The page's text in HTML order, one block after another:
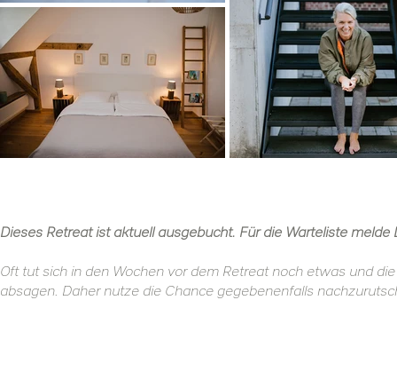
Dieses Retreat ist aktuell ausgebucht. Für die Warteliste
Oft tut sich in den Wochen vor dem Retreat noch etwas und
absagen. Daher nutze die Chance gegebenenfalls